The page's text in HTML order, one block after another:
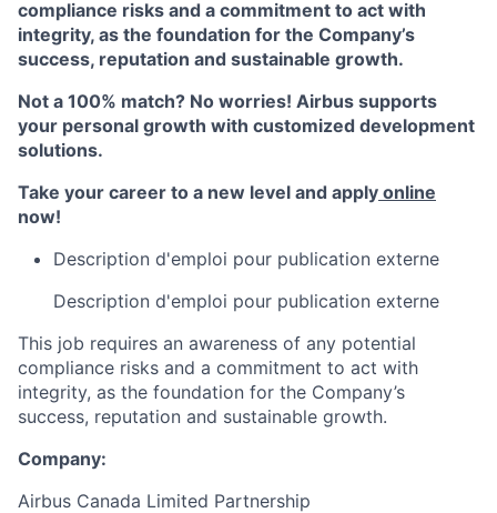
compliance risks and a commitment to act with
integrity, as the foundation for the Company’s
success, reputation and sustainable growth.
Not a 100% match? No worries! Airbus supports
your personal growth with customized development
solutions.
Take your career to a new level and apply online
now!
Description d'emploi pour publication externe
Description d'emploi pour publication externe
This job requires an awareness of any potential
compliance risks and a commitment to act with
integrity, as the foundation for the Company’s
success, reputation and sustainable growth.
Company:
Airbus Canada Limited Partnership